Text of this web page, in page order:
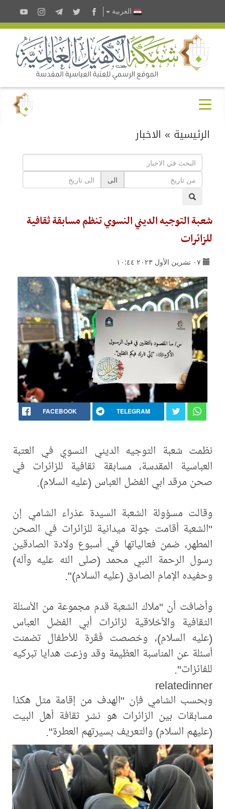
العربية
الرئيسية » الاخبار
الى
شعبة التوجيه الديني النسوي تنظم مسابقة ثقافية
للزائرات
٠٧ تشرين الأول ٢٠٢٣ ١٠:٤٤
FACEBOOK TELEGRAM
نظمت شعبة التوجيه الديني النسوي في العتبة
العباسية المقدسة، مسابقة ثقافية للزائرات في
صحن مرقد ابي الفضل العباس (عليه السلام).
وقالت مسؤولة الشعبة السيدة عذراء الشامي إن
"الشعبة أقامت جولة ميدانية للزائرات في الصحن
المطهر، ضمن فعالياتها في أسبوع ولادة الصادقين
رسول الرحمة النبي محمد (صلى الله عليه وآله)
وحفيده الإمام الصادق (عليه السلام)".
وأضافت أن "ملاك الشعبة قدم مجموعة من الأسئلة
الثقافية والأخلاقية لزائرات أبي الفضل العباس
(عليه السلام)، وخصصت فَقَرة للأطفال تضمنت
أسئلة عن المناسبة العظيمة وقد وزعت هدايا تبركيه
للفائزات".
relatedinner
وبحسب الشامي فإن "الهدف من إقامة مثل هكذا
مسابقات بين الزائرات هو نشر ثقافة أهل البيت
(عليهم السلام) والتعريف بسيرتهم العطرة".